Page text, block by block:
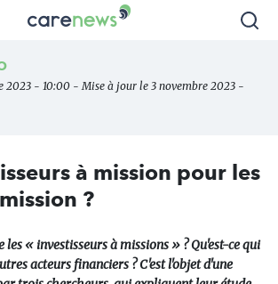
Carenews,
des
2023 - 10:00 - Mise à jour le 3 novembre 2023 -
à mission pour les
?
les « investisseurs à missions » ? Qu'est-ce qui
acteurs financiers ? C'est l'objet d'une